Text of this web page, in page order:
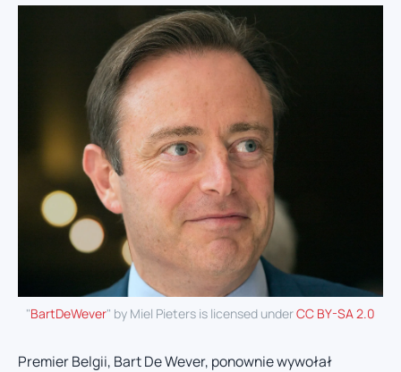
"BartDeWever" by Miel Pieters is licensed underCC BY-SA 2.0
Premier Belgii, Bart De Wever, ponownie wywołał